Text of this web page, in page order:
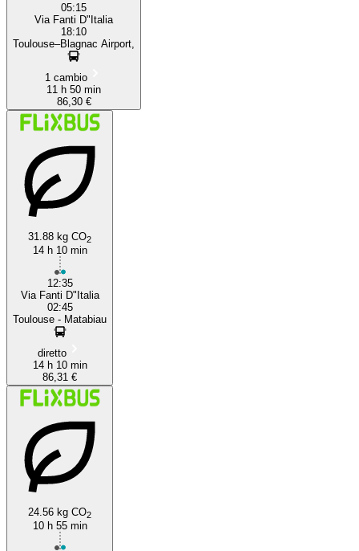
05:15
Via Fanti D"Italia
18:10
Toulouse–Blagnac Airport,
1 cambio
11 h 50 min
86,30 €
31.88 kg CO2
14 h 10 min
12:35
Via Fanti D"Italia
02:45
Toulouse - Matabiau
diretto
14 h 10 min
86,31 €
24.56 kg CO2
10 h 55 min